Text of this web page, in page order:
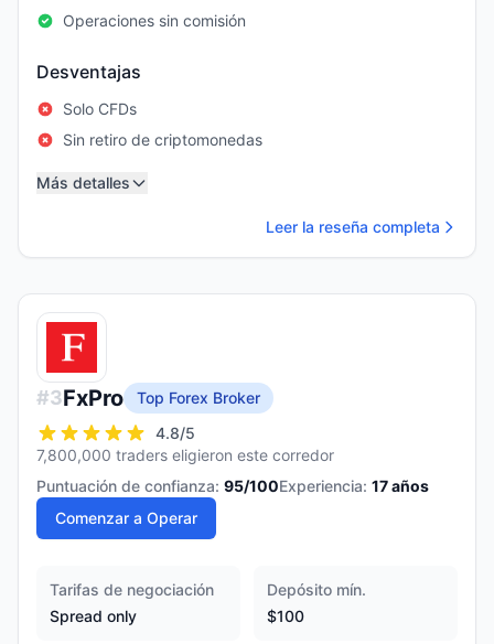
Operaciones sin comisión
Desventajas
Solo CFDs
Sin retiro de criptomonedas
Más detalles
Leer la reseña completa
#3FxPro
Top Forex Broker
4.8/5
7,800,000 traders eligieron este corredor
Puntuación de confianza: 95/100Experiencia: 17años
Comenzar a Operar
Tarifas de negociación
Spread only
Depósito mín.
$100